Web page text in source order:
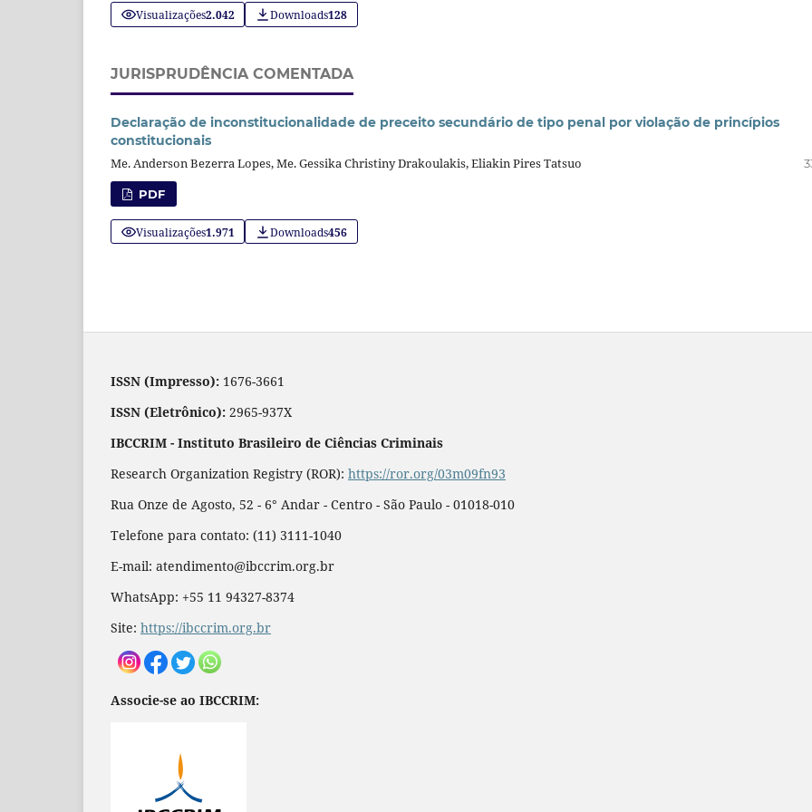
Visualizações2.042 Downloads128
JURISPRUDÊNCIA COMENTADA
Declaração de inconstitucionalidade de preceito secundário de tipo penal por violação de princípios
constitucionais
Me. Anderson Bezerra Lopes, Me. Gessika Christiny Drakoulakis, Eliakin Pires Tatsuo
PDF
Visualizações1.971 Downloads456
ISSN (Impresso): 1676-3661
ISSN (Eletrônico): 2965-937X
IBCCRIM - Instituto Brasileiro de Ciências Criminais
Research Organization Registry (ROR): https://ror.org/03m09fn93
Rua Onze de Agosto, 52 - 6° Andar - Centro - São Paulo - 01018-010
Telefone para contato: (11) 3111-1040
E-mail: atendimento@ibccrim.org.br
WhatsApp: +55 11 94327-8374
Site: https://ibccrim.org.br
Associe-se ao IBCCRIM: